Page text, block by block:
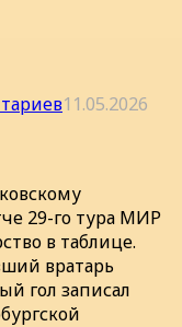
11.05.2026
29-го тура МИР
в таблице.
вратарь
гол записал